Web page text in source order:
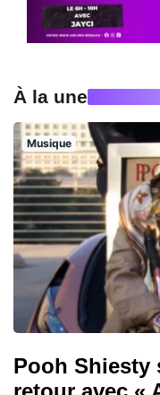
À la une
Musique
Pooh Shiesty